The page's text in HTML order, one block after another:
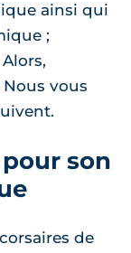
ainsi qui
;
Nous vous
son
de